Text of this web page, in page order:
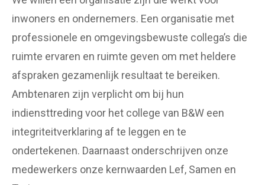
inwoners en ondernemers. Een organisatie met
professionele en omgevingsbewuste collega’s die
ruimte ervaren en ruimte geven om met heldere
afspraken gezamenlijk resultaat te bereiken.
Ambtenaren zijn verplicht om bij hun
indiensttreding voor het college van B&W een
integriteitverklaring af te leggen en te
ondertekenen. Daarnaast onderschrijven onze
medewerkers onze kernwaarden Lef, Samen en